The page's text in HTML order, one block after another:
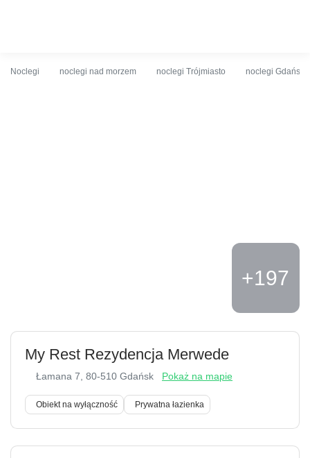
Noclegi noclegi nad morzem noclegi Trójmiasto noclegi Gdańsk
+197
My Rest Rezydencja Merwede
Łamana 7 , 80-510 Gdańsk Pokaż na mapie
Obiekt na wyłączność Prywatna łazienka